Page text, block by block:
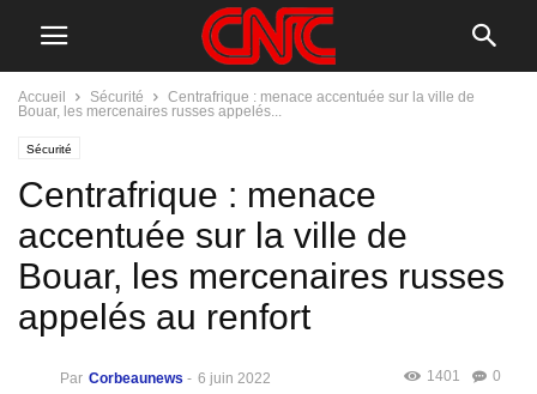
Accueil Sécurité
Centrafrique : menace accentuée sur la ville de
Bouar, les mercenaires russes appelés...
Sécurité
Centrafrique : menace
accentuée sur la ville de
Bouar, les mercenaires russes
appelés au renfort
Par Corbeaunews - 6 juin 2022 0
1401